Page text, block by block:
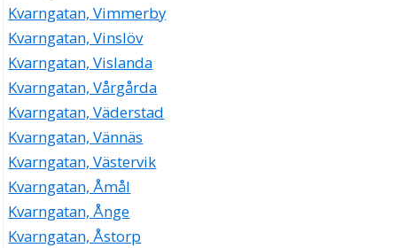
Kvarngatan, Vimmerby
Kvarngatan, Vinslöv
Kvarngatan, Vislanda
Kvarngatan, Vårgårda
Kvarngatan, Väderstad
Kvarngatan, Vännäs
Kvarngatan, Västervik
Kvarngatan, Åmål
Kvarngatan, Ånge
Kvarngatan, Åstorp